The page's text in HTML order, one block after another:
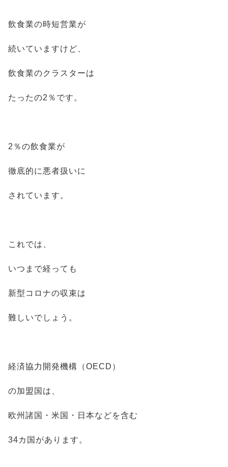
飲食業の時短営業が
続いていますけど、
飲食業のクラスターは
たったの2％です。
2％の飲食業が
徹底的に悪者扱いに
されています。
これでは、
いつまで経っても
新型コロナの収束は
難しいでしょう。
経済協力開発機構（OECD）
の加盟国は、
欧州諸国・米国・日本などを含む
34カ国があります。